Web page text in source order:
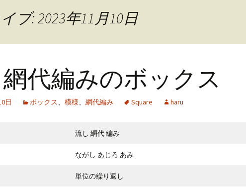
CraftBandSquare45
CraftBandKnot出力例
CraftBandSquare
起動するまで
データについて
リンク・リンク
ブ: 2023年11月10日
代編みのボックス
日 ボックス、 模様、 網代編み Square haru
流し 網代 編み
ながし あじろ あみ
単位の繰り返し